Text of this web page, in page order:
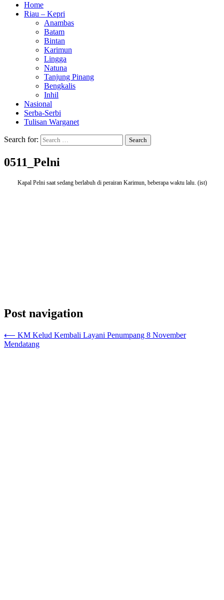
Home
Riau – Kepri
Anambas
Batam
Bintan
Karimun
Lingga
Natuna
Tanjung Pinang
Bengkalis
Inhil
Nasional
Serba-Serbi
Tulisan Warganet
Search for:
0511_Pelni
Kapal Pelni saat sedang berlabuh di perairan Karimun, beberapa waktu lalu. (ist)
Post navigation
⟵ KM Kelud Kembali Layani Penumpang 8 November
Mendatang